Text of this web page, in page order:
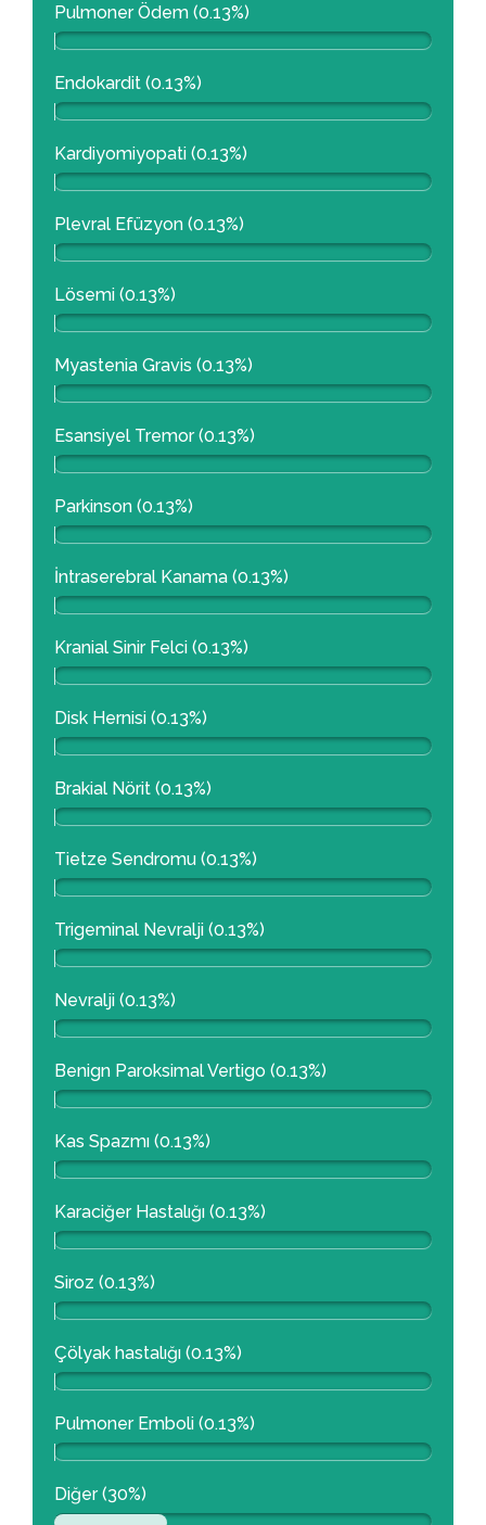
Pulmoner Ödem (0.13%)
Endokardit (0.13%)
Kardiyomiyopati (0.13%)
Plevral Efüzyon (0.13%)
Lösemi (0.13%)
Myastenia Gravis (0.13%)
Esansiyel Tremor (0.13%)
Parkinson (0.13%)
İntraserebral Kanama (0.13%)
Kranial Sinir Felci (0.13%)
Disk Hernisi (0.13%)
Brakial Nörit (0.13%)
Tietze Sendromu (0.13%)
Trigeminal Nevralji (0.13%)
Nevralji (0.13%)
Benign Paroksimal Vertigo (0.13%)
Kas Spazmı (0.13%)
Karaciğer Hastalığı (0.13%)
Siroz (0.13%)
Çölyak hastalığı (0.13%)
Pulmoner Emboli (0.13%)
Diğer (30%)